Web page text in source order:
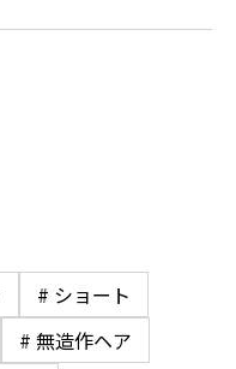
# ショート
# 無造作ヘア